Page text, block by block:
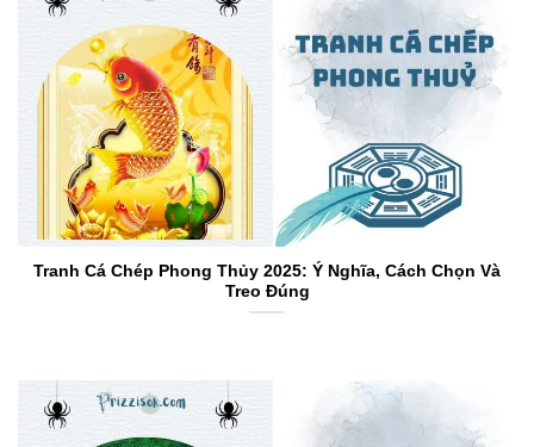
Tranh Cá Chép Phong Thủy 2025: Ý Nghĩa, Cách Chọn Và
Treo Đúng